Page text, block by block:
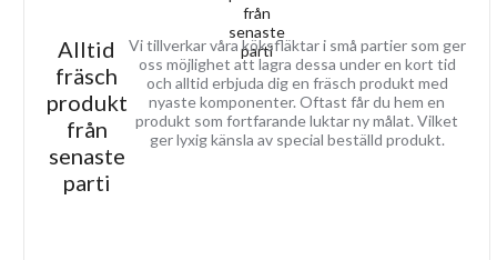
Alltid
fräsch
produkt
från
senaste
parti
Vi tillverkar våra köksfläktar i små partier som ger
oss möjlighet att lagra dessa under en kort tid
och alltid erbjuda dig en fräsch produkt med
nyaste komponenter. Oftast får du hem en
produkt som fortfarande luktar ny målat. Vilket
ger lyxig känsla av special beställd produkt.